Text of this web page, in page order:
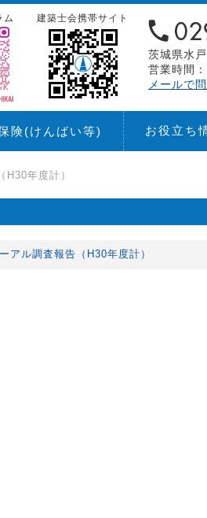
茨城県水
営業時間
メールで
建築士会携帯サイト
ム
険(けんばい等) お役立ち
H30年度計）
アル調査報告（H30年度計）